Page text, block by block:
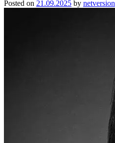
Posted on 21.09.2025 by netversion